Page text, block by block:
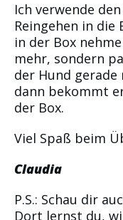
Ich verwende
Reingehen in die
in der Box
mehr, sondern
der Hund
dann bekommt
der Box.
Viel Spaß beim
Claudia
P.S.: Schau dir
Dort lernst du,